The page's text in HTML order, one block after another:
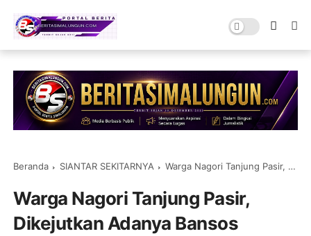
Beranda SIANTAR SEKITARNYA Warga Nagori Tanjung Pasir, Dikejutkan Adanya Bansos Berupa Daging Busuk
Warga Nagori Tanjung Pasir,
Dikejutkan Adanya Bansos